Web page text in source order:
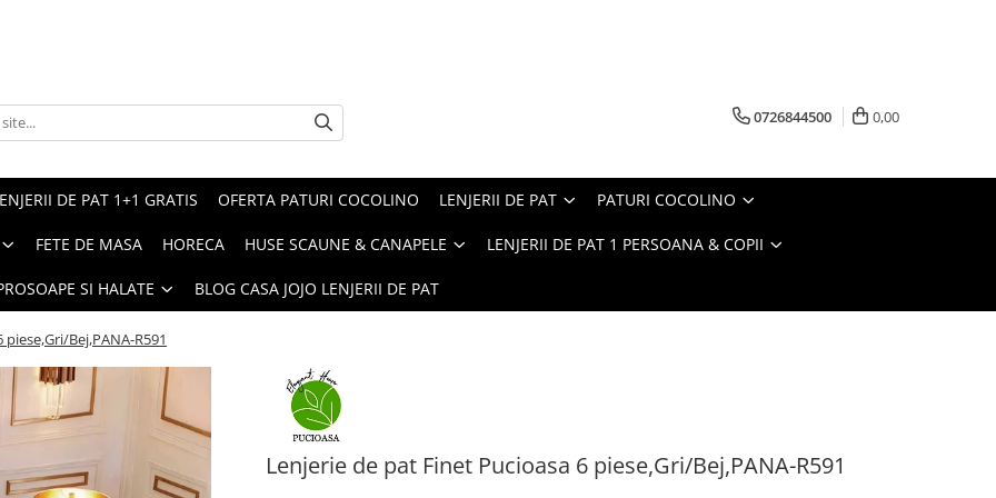
0726844500 0,00
DE PAT 1+1 GRATIS OFERTA PATURI COCOLINO LENJERII DE PAT PATURI COCOLINO
FETE DE MASA HORECA HUSE SCAUNE & CANAPELE LENJERII DE PAT 1 PERSOANA & COPII
SI HALATE BLOG CASA JOJO LENJERII DE PAT
Bej,PANA-R591
Lenjerie de pat Finet Pucioasa 6 piese,Gri/Bej,PANA-R591